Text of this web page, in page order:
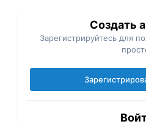
Создать
Зарегистрируйтесь для